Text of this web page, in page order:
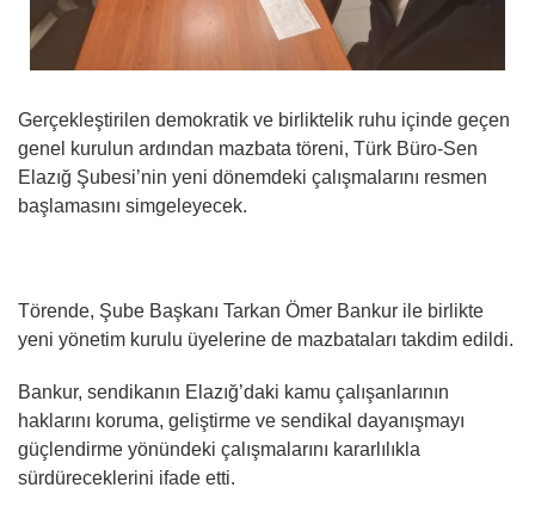
Gerçekleştirilen demokratik ve birliktelik ruhu içinde geçen
genel kurulun ardından mazbata töreni, Türk Büro-Sen
Elazığ Şubesi’nin yeni dönemdeki çalışmalarını resmen
başlamasını simgeleyecek.
Törende, Şube Başkanı Tarkan Ömer Bankur ile birlikte
yeni yönetim kurulu üyelerine de mazbataları takdim edildi.
Bankur, sendikanın Elazığ’daki kamu çalışanlarının
haklarını koruma, geliştirme ve sendikal dayanışmayı
güçlendirme yönündeki çalışmalarını kararlılıkla
sürdüreceklerini ifade etti.